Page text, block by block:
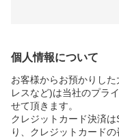
個人情報について
お客様からお預かりし
レスなど)は当社のプラ
せて頂きます。
クレジットカード決済
り、クレジットカード